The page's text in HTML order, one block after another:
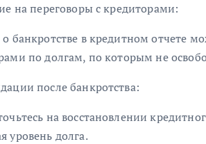
на переговоры с кредиторами:
банкротстве в кредитном отчете
по долгам, по которым не
после банкротства:
на восстановлении
уровень долга.